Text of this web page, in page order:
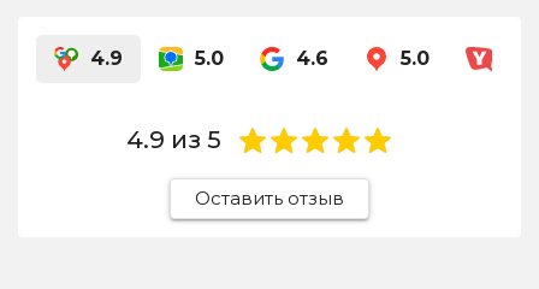
4.9 5.0 4.6 5.0
4.9 из 5
Оставить отзыв